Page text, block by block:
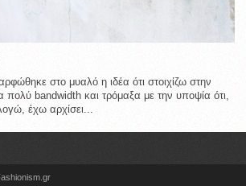
στο μυαλό η ιδέα ότι στοιχίζω στην
bandwidth και τρόμαξα με την υποψία ότι,
έχω αρχίσει...